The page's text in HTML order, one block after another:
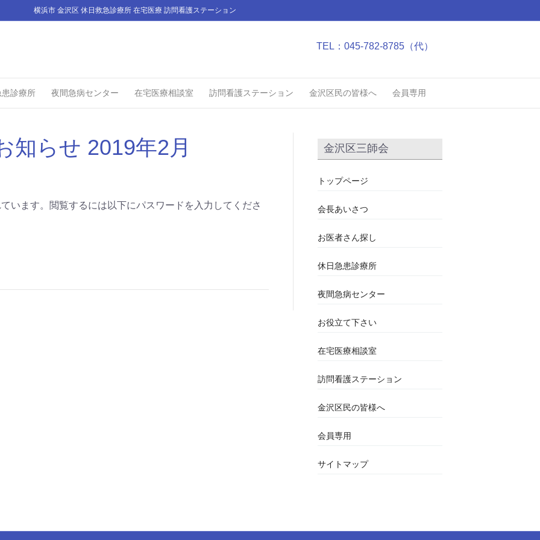
横浜市 金沢区 休日救急診療所 在宅医療 訪問看護ステーション
TEL：045-782-8785（代）
診療所 夜間急病センター 在宅医療相談室 訪問看護ステーション 金沢区民の皆様へ 会員専用
知らせ 2019年2月
います。閲覧するには以下にパスワードを入力してくださ
金沢区三師会
トップページ
会長あいさつ
お医者さん探し
休日急患診療所
夜間急病センター
お役立て下さい
在宅医療相談室
訪問看護ステーション
金沢区民の皆様へ
会員専用
サイトマップ